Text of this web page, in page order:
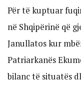
Për të kuptuar
në Shqipërinë që
Janullatos kur
Patriarkanës
bilanc të situatës